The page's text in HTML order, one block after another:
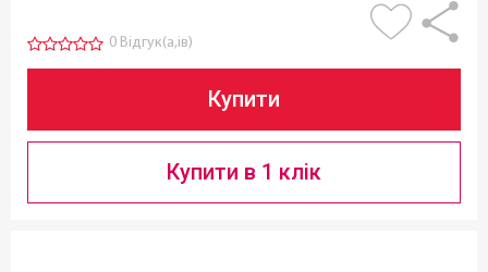
0 Відгук(а,ів)
Купити
Купити в 1 клік